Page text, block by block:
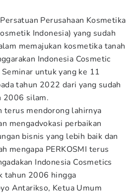
Perusahaan Kosmetika
Indonesia) yang sudah
memajukan kosmetika tanah
Indonesia Cosmetic
Seminar untuk yang ke 11
tahun 2022 dari yang sudah
2006 silam.
terus mendorong lahirnya
mengadvokasi perbaikan
bisnis yang lebih baik dan
mengapa PERKOSMI terus
Indonesia Cosmetics
tahun 2006 hingga
Antarikso, Ketua Umum